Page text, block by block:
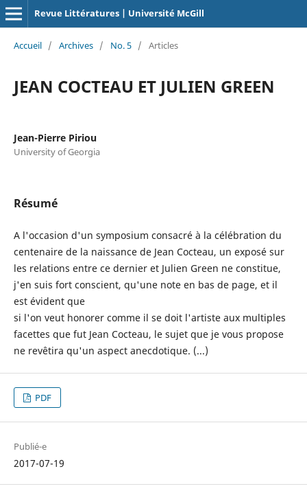
Revue Littératures | Université McGill
Accueil / Archives / No. 5 / Articles
JEAN COCTEAU ET JULIEN GREEN
Jean-Pierre Piriou
University of Georgia
Résumé
A l'occasion d'un symposium consacré à la célébration du
centenaire de la naissance de Jean Cocteau, un exposé sur
les relations entre ce dernier et Julien Green ne constitue,
j'en suis fort conscient, qu'une note en bas de page, et il
est évident que
si l'on veut honorer comme il se doit l'artiste aux multiples
facettes que fut Jean Cocteau, le sujet que je vous propose
ne revêtira qu'un aspect anecdotique. (...)
PDF
Publié-e
2017-07-19